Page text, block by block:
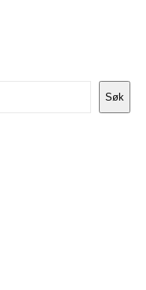
Søk